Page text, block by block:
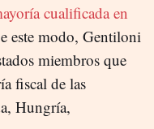
cualificada en
este modo, Gentiloni
miembros que
fiscal de las
Hungría,